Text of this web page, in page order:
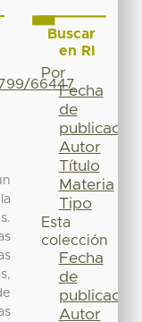
66447
Buscar
en RI
Por
Fecha
de
publicación
Autor
Título
Materia
Tipo
Esta
colección
Fecha
de
publicación
Autor